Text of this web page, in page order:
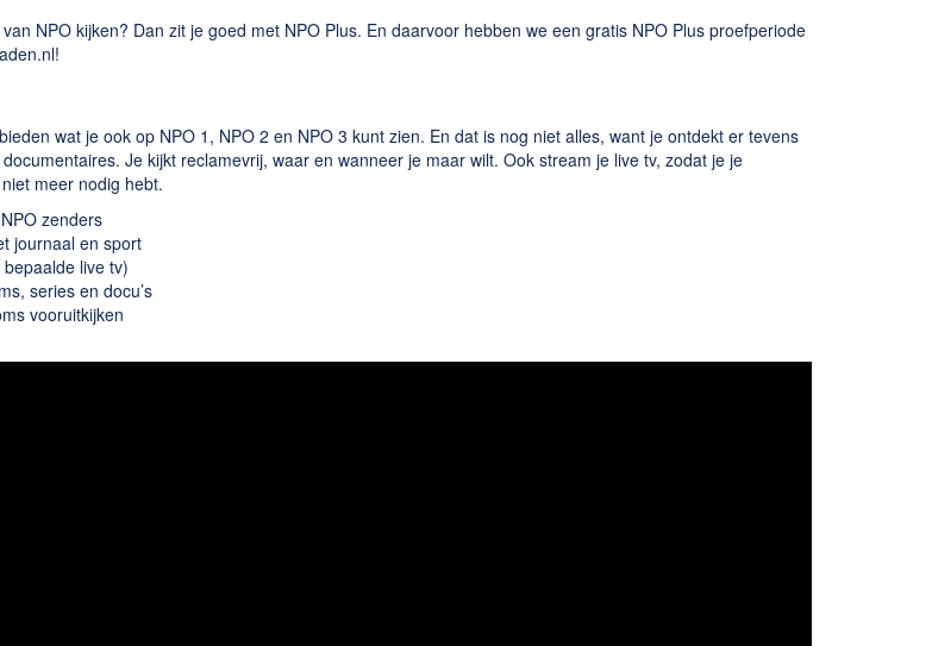
NPO kijken? Dan zit je goed met NPO Plus. En daarvoor hebben we een gratis NPO Plus proefperiode
wat je ook op NPO 1, NPO 2 en NPO 3 kunt zien. En dat is nog niet alles, want je ontdekt er tevens
Je kijkt reclamevrij, waar en wanneer je maar wilt. Ook stream je live tv, zodat je je
meer nodig hebt.
zenders
journaal en sport
live tv)
series en docu’s
vooruitkijken